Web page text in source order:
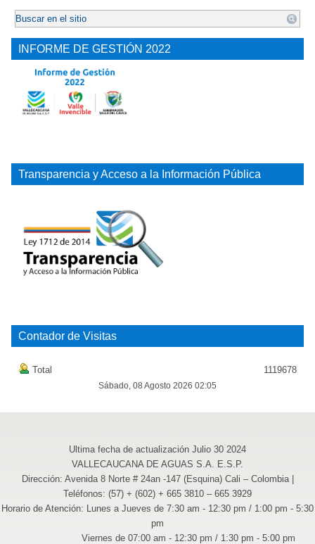
.
INFORME DE GESTIÓN 2022
Transparencia y Acceso a la Información Pública
Contador de Visitas
Total 1119678
Sábado, 08 Agosto 2026 02:05
Ultima fecha de actualización Julio 30 2024
VALLECAUCANA DE AGUAS S.A. E.S.P.
Dirección: Avenida 8 Norte # 24an -147 (Esquina) Cali – Colombia |
Teléfonos: (57) + (602) + 665 3810 – 665 3929
Horario de Atención: Lunes a Jueves de 7:30 am - 12:30 pm / 1:00 pm - 5:30
pm
Viernes de 07:00 am - 12:30 pm / 1:30 pm - 5:00 pm